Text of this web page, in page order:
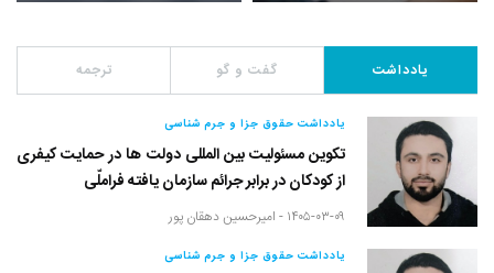
یادداشت گفت و گو ترجمه
یادداشت حقوق جزا و جرم شناسی
تکوین مسئولیت بین المللی دولت ها در حمایت کیفری
از کودکان در برابر جرائم سازمان یافته فراملّی
۱۴۰۵-۰۳-۰۹ - امیرحسین دهقان پور
یادداشت حقوق جزا و جرم شناسی